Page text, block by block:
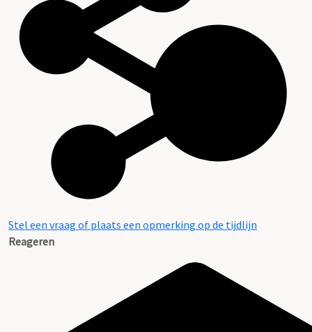
Stel een vraag of plaats een opmerking op de tijdlijn
Reageren